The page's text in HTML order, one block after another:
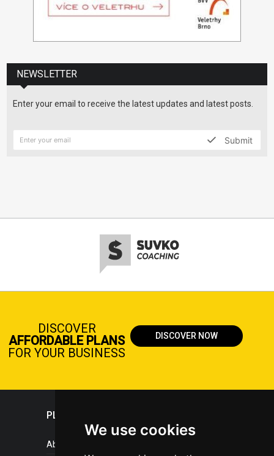
We use cookies
NEWSLETTER
Enter your email to receive the latest updates and latest posts.
Submit
DISCOVER
AFFORDABLE PLANS
FOR YOUR BUSINESS
DISCOVER NOW
PLASTICPORTAL
About portal